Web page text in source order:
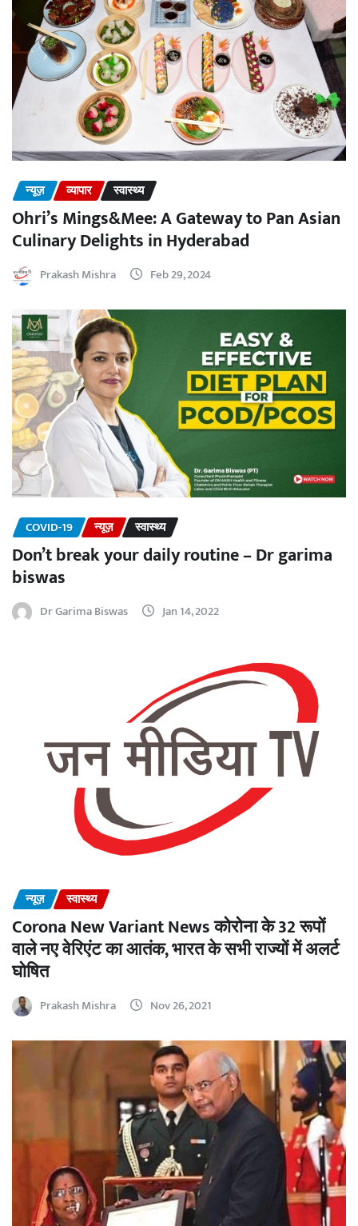
न्यूज़ व्यापार स्वास्थ्य
Ohri’s Mings&Mee: A Gateway to Pan Asian
Culinary Delights in Hyderabad
Prakash Mishra Feb 29, 2024
COVID-19 न्यूज़ स्वास्थ्य
Don’t break your daily routine – Dr garima
biswas
Dr Garima Biswas Jan 14, 2022
न्यूज़ स्वास्थ्य
Corona New Variant News कोरोना के 32 रूपों
वाले नए वेरिएंट का आतंक, भारत के सभी राज्यों में अलर्ट
घोषित
Prakash Mishra Nov 26, 2021